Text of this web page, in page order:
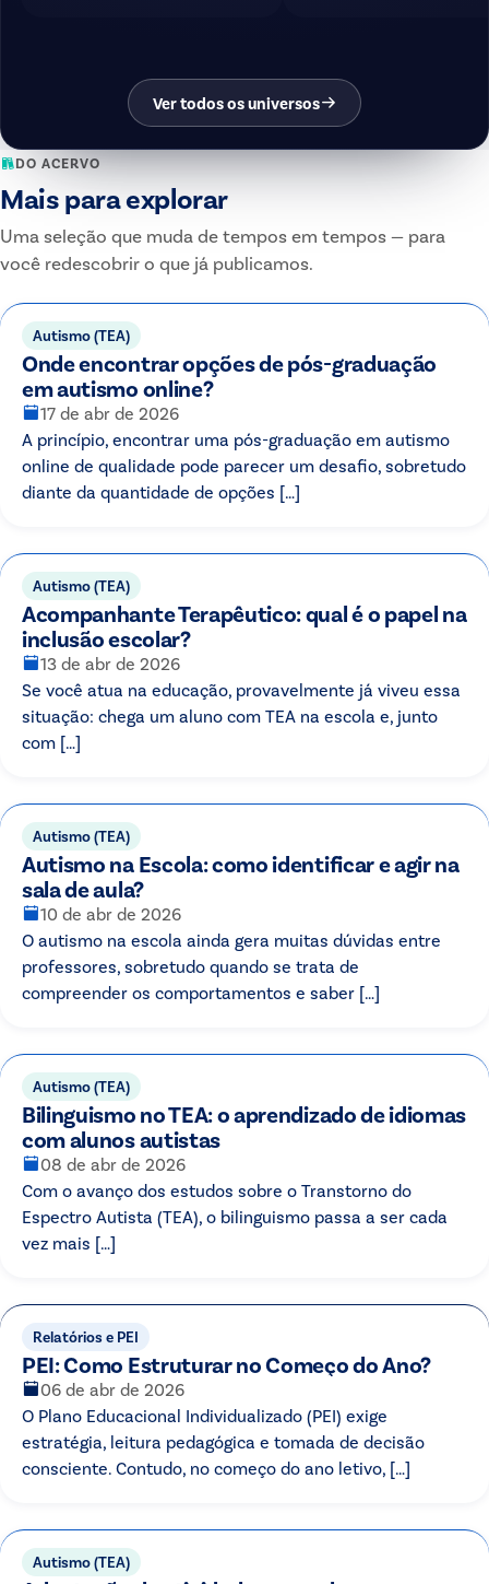
Ver todos os universos
DO ACERVO
Mais para explorar
Uma seleção que muda de tempos em tempos — para
você redescobrir o que já publicamos.
Autismo (TEA)
Onde encontrar opções de pós-graduação
em autismo online?
17 de abr de 2026
A princípio, encontrar uma pós-graduação em autismo
online de qualidade pode parecer um desafio, sobretudo
diante da quantidade de opções […]
Autismo (TEA)
Acompanhante Terapêutico: qual é o papel na
inclusão escolar?
13 de abr de 2026
Se você atua na educação, provavelmente já viveu essa
situação: chega um aluno com TEA na escola e, junto
com […]
Autismo (TEA)
Autismo na Escola: como identificar e agir na
sala de aula?
10 de abr de 2026
O autismo na escola ainda gera muitas dúvidas entre
professores, sobretudo quando se trata de
compreender os comportamentos e saber […]
Autismo (TEA)
Bilinguismo no TEA: o aprendizado de idiomas
com alunos autistas
08 de abr de 2026
Com o avanço dos estudos sobre o Transtorno do
Espectro Autista (TEA), o bilinguismo passa a ser cada
vez mais […]
Relatórios e PEI
PEI: Como Estruturar no Começo do Ano?
06 de abr de 2026
O Plano Educacional Individualizado (PEI) exige
estratégia, leitura pedagógica e tomada de decisão
consciente. Contudo, no começo do ano letivo, […]
Autismo (TEA)